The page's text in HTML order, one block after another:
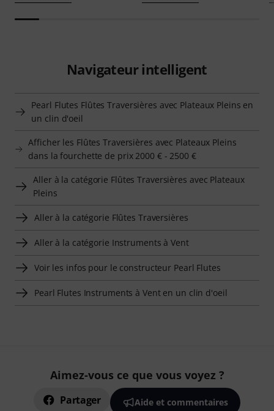
Navigateur intelligent
Pearl Flutes Flûtes Traversières avec Plateaux Pleins en
un clin d'oeil
Afficher les Flûtes Traversières avec Plateaux Pleins
dans la fourchette de prix 2000 € - 2500 €
Aller à la catégorie Flûtes Traversières avec Plateaux
Pleins
Aller à la catégorie Flûtes Traversières
Aller à la catégorie Instruments à Vent
Voir les infos pour le constructeur Pearl Flutes
Pearl Flutes Instruments à Vent en un clin d'oeil
Aimez-vous ce que vous voyez ?
Partager Aide et commentaires